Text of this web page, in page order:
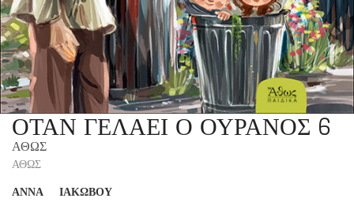
ΟΤΑΝ ΓΕΛΑΕΙ Ο ΟΥΡΑΝΟΣ 6
ΑΘΩΣ
ΑΘΩΣ
ΑΝΝΑ ΙΑΚΩΒΟΥ